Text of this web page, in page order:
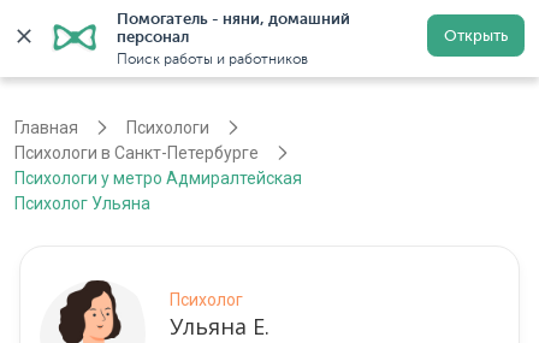
Помогатель - няни, домашний
персонал
Поиск работы и работников
Открыть
Санкт-Петербург Регистрация
Главная
Психологи
Психологи в Санкт-Петербурге
Психологи у метро Адмиралтейская
Психолог Ульяна
Психолог
Ульяна Е.